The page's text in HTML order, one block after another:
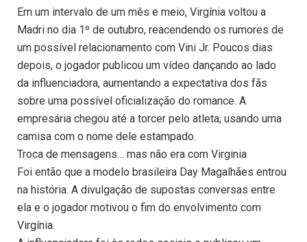
Em um intervalo de um mês e meio, Virgínia voltou a
Madri no dia 1º de outubro, reacendendo os rumores de
um possível relacionamento com Vini Jr. Poucos dias
depois, o jogador publicou um vídeo dançando ao lado
da influenciadora, aumentando a expectativa dos fãs
sobre uma possível oficialização do romance. A
empresária chegou até a torcer pelo atleta, usando uma
camisa com o nome dele estampado.
Troca de mensagens… mas não era com Virginia
Foi então que a modelo brasileira Day Magalhães entrou
na história. A divulgação de supostas conversas entre
ela e o jogador motivou o fim do envolvimento com
Virgínia.